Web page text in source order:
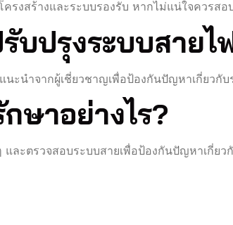
รงสร้างและระบบรองรับ หากไม่แน่ใจควรส
บปรุงระบบสายไ
ะนำจากผู้เชี่ยวชาญเพื่อป้องกันปัญหาเกี่ยวกับ
ษาอย่างไร?
ละตรวจสอบระบบสายเพื่อป้องกันปัญหาเกี่ยว